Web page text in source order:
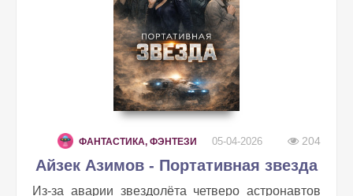
ФАНТАСТИКА, ФЭНТЕЗИ 05-04-2026 204
Айзек Азимов - Портативная звезда
Из‑за аварии звездолёта четверо астронавтов